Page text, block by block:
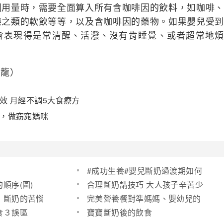
時，需要全面算入所有含咖啡因的飲料，如咖啡、
類的軟飲等等，以及含咖啡因的藥物。如果嬰兒受到
表現得是常清醒、活潑、沒有肯睡覺、或者超常地煩
）
月經不調5大食療方
做窈窕媽咪
#成功生養#嬰兒斷奶過渡期如何
加輔食(圖)
順序(圖)
合理斷奶講技巧 大人孩子辛苦少
(圖)
斷奶的苦惱
完美營養餐對準媽媽、嬰幼兒的
好處
３誤區
寶寶斷奶後的飲食